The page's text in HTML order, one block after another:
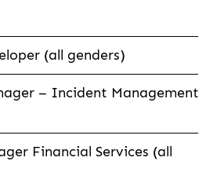
(all genders)
– Incident Management
Financial Services (all